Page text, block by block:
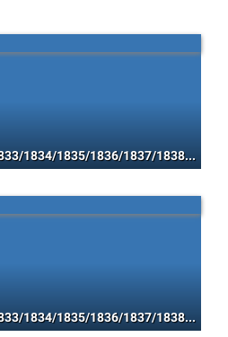
1829/1830/1831/1832/1833/1834/1835/1836/1837/1838/1839/1840/1841/1842/1843/1844/1845/1846/1847/1848
1829/1830/1831/1832/1833/1834/1835/1836/1837/1838/1839/1840/1841/1842/1843/1844/1845/1846/1847/1848